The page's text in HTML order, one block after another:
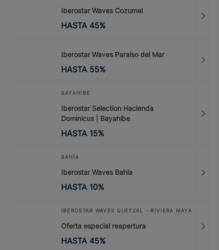
Iberostar Waves Cozumel
HASTA 45%
Iberostar Waves Paraíso del Mar
HASTA 55%
BAYAHIBE
Iberostar Selection Hacienda
Dominicus | Bayahíbe
HASTA 15%
BAHÍA
Iberostar Waves Bahía
HASTA 10%
IBEROSTAR WAVES QUETZAL - RIVIERA MAYA
Oferta especial reapertura
HASTA 45%